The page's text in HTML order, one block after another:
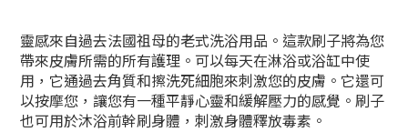
靈感來自過去法國祖母的老式洗浴用品。這款刷子將為您
帶來皮膚所需的所有護理。可以每天在淋浴或浴缸中使
用，它通過去角質和擦洗死細胞來刺激您的皮膚。它還可
以按摩您，讓您有一種平靜心靈和緩解壓力的感覺。刷子
也可用於沐浴前幹刷身體，刺激身體釋放毒素。